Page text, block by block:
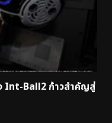
Int-Ball2 ก้าวสำคัญสู่